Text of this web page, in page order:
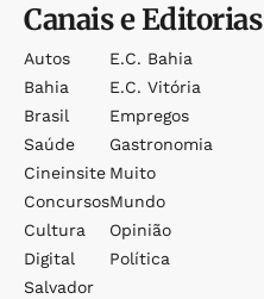
Canais e Editorias
Autos
Bahia
Brasil
Saúde
Cineinsite
Concursos
Cultura
Digital
Salvador
E.c. Bahia
E.c. Vitória
Empregos
Gastronomia
Muito
Mundo
Opinião
Política